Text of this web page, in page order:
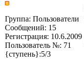
Группа: Пользователи
Сообщений: 15
Регистрация: 10.6.2009
Пользователь №: 71
{ступень}:5/3